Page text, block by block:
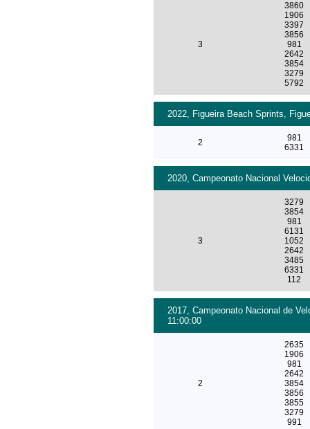
3
3860
1906
3397
3856
981
2642
3854
3279
5792
2022, Figueira Beach Sprints,
2
981
6331
2020, Campeonato Nacional
3
3279
3854
981
6131
1052
2642
3485
6331
112
2017, Campeonato Nacional de
11:00:00
2
2635
1906
981
2642
3854
3856
3855
3279
991